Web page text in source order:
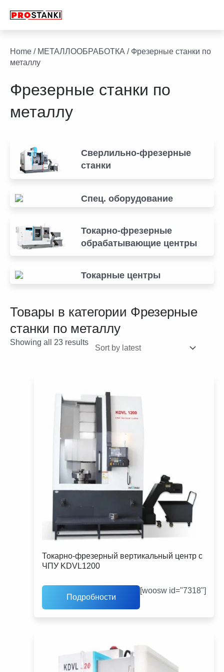
Home / МЕТАЛЛООБРАБОТКА / Фрезерные станки по
металлу
Фрезерные станки по
металлу
Сверлильно-фрезерные
станки
Спец. оборудование
Токарно-фрезерные
обрабатывающие центры
Токарные центры
Товары в категории Фрезерные
станки по металлу
Showing all 23 results
Токарно-фрезерный вертикальный центр с
ЧПУ KDVL1200
Подробности
[woosw id="7318"]